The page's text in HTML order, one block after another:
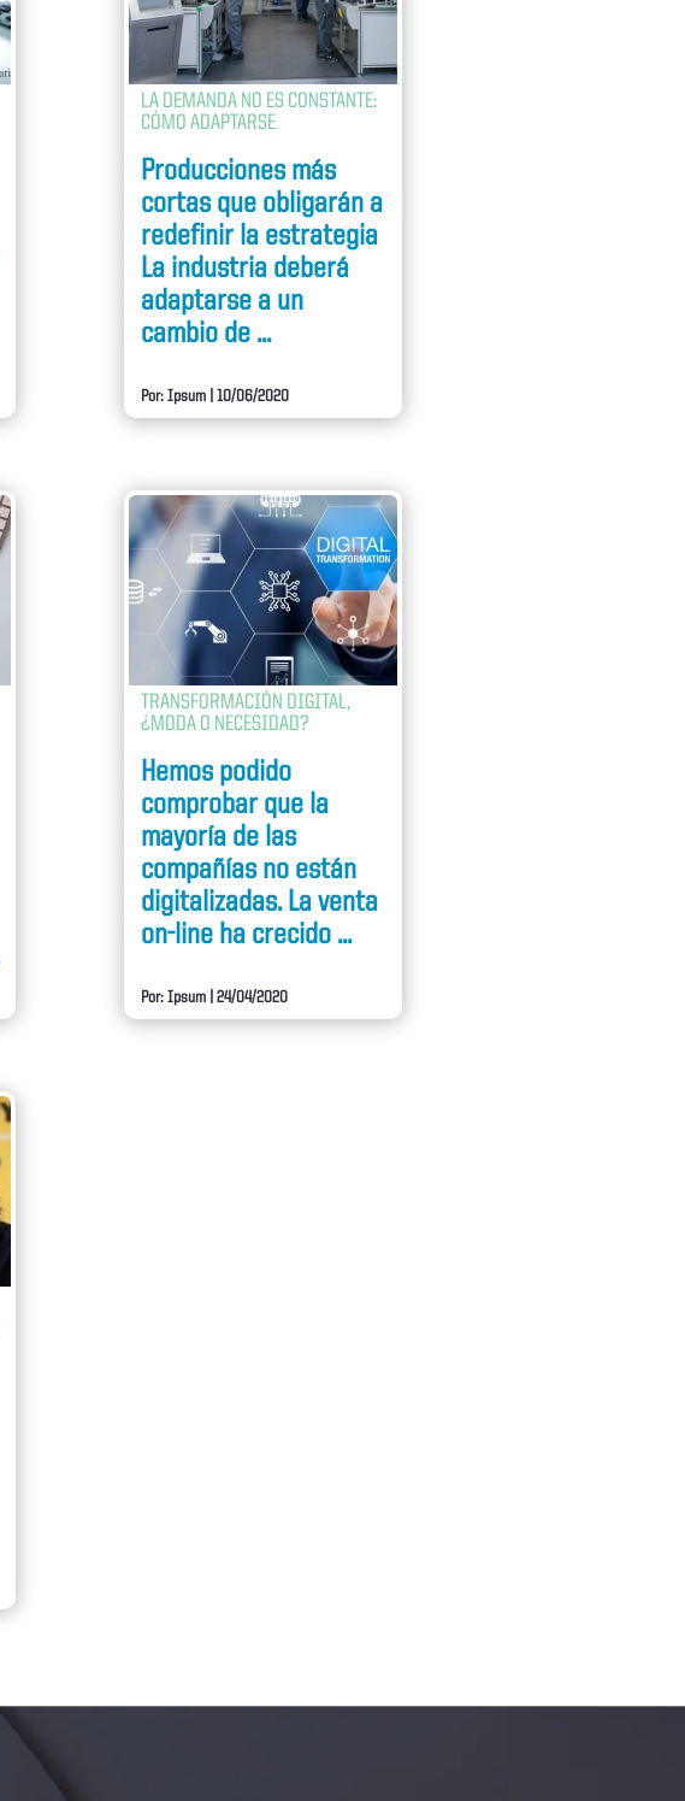
LA DEMANDA NO ES CONSTANTE:
CÓMO ADAPTARSE
Por: Ipsum| 10/06/2020
Producciones más
cortas que obligarán a
redefinir la estrategia
La industria deberá
adaptarse a un
cambio de ...
TRANSFORMACIÓN DIGITAL,
¿MODA O NECESIDAD?
Por: Ipsum| 24/04/2020
Hemos podido
comprobar que la
mayoría de las
compañías no están
digitalizadas. La venta
on-line ha crecido ...